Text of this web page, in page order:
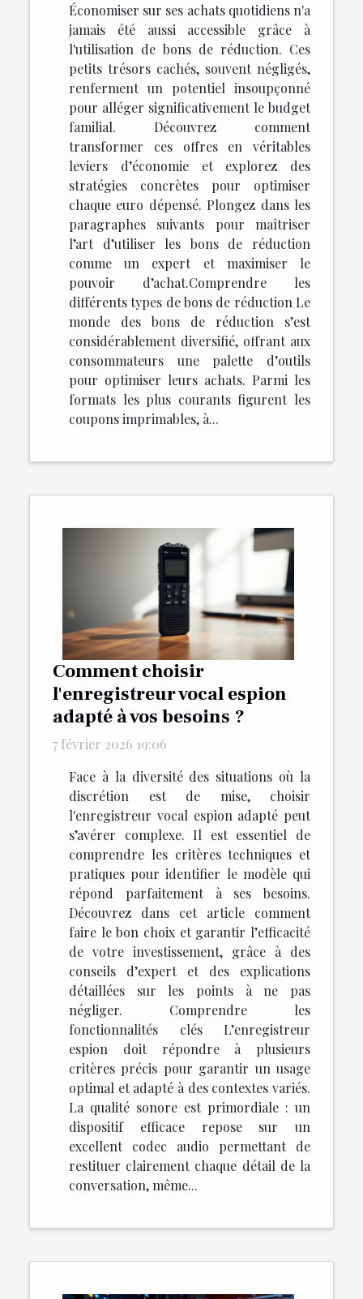
Économiser sur ses achats quotidiens n'a
jamais été aussi accessible grâce à
l'utilisation de bons de réduction. Ces
petits trésors cachés, souvent négligés,
renferment un potentiel insoupçonné
pour alléger significativement le budget
familial. Découvrez comment
transformer ces offres en véritables
leviers d’économie et explorez des
stratégies concrètes pour optimiser
chaque euro dépensé. Plongez dans les
paragraphes suivants pour maîtriser
l’art d’utiliser les bons de réduction
comme un expert et maximiser le
pouvoir d’achat.Comprendre les
différents types de bons de réduction Le
monde des bons de réduction s’est
considérablement diversifié, offrant aux
consommateurs une palette d’outils
pour optimiser leurs achats. Parmi les
formats les plus courants figurent les
coupons imprimables, à...
Comment choisir
l'enregistreur vocal espion
adapté à vos besoins ?
7 février 2026 19:06
Face à la diversité des situations où la
discrétion est de mise, choisir
l'enregistreur vocal espion adapté peut
s’avérer complexe. Il est essentiel de
comprendre les critères techniques et
pratiques pour identifier le modèle qui
répond parfaitement à ses besoins.
Découvrez dans cet article comment
faire le bon choix et garantir l’efficacité
de votre investissement, grâce à des
conseils d’expert et des explications
détaillées sur les points à ne pas
négliger. Comprendre les
fonctionnalités clés L’enregistreur
espion doit répondre à plusieurs
critères précis pour garantir un usage
optimal et adapté à des contextes variés.
La qualité sonore est primordiale : un
dispositif efficace repose sur un
excellent codec audio permettant de
restituer clairement chaque détail de la
conversation, même...